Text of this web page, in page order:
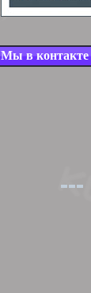
Мы в контакте